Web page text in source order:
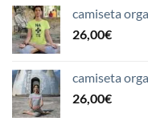
camiseta
26,00€
camiseta
26,00€